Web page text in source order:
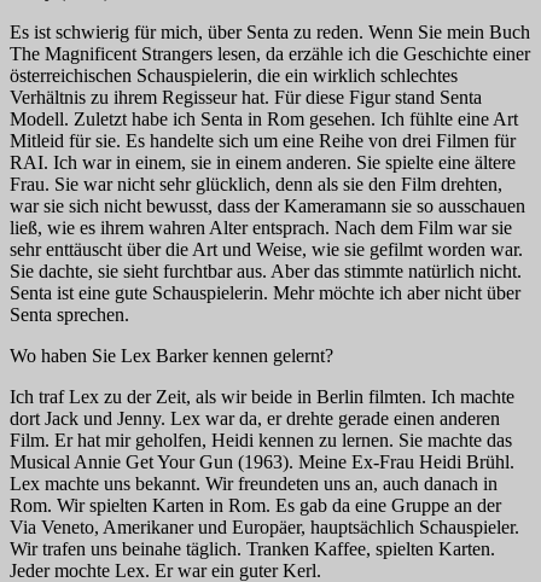
Es ist schwierig für mich, über Senta zu reden. Wenn Sie mein Buch
The Magnificent Strangers lesen, da erzähle ich die Geschichte einer
österreichischen Schauspielerin, die ein wirklich schlechtes
Verhältnis zu ihrem Regisseur hat. Für diese Figur stand Senta
Modell. Zuletzt habe ich Senta in Rom gesehen. Ich fühlte eine Art
Mitleid für sie. Es handelte sich um eine Reihe von drei Filmen für
RAI. Ich war in einem, sie in einem anderen. Sie spielte eine ältere
Frau. Sie war nicht sehr glücklich, denn als sie den Film drehten,
war sie sich nicht bewusst, dass der Kameramann sie so ausschauen
ließ, wie es ihrem wahren Alter entsprach. Nach dem Film war sie
sehr enttäuscht über die Art und Weise, wie sie gefilmt worden war.
Sie dachte, sie sieht furchtbar aus. Aber das stimmte natürlich nicht.
Senta ist eine gute Schauspielerin. Mehr möchte ich aber nicht über
Senta sprechen.
Wo haben Sie Lex Barker kennen gelernt?
Ich traf Lex zu der Zeit, als wir beide in Berlin filmten. Ich machte
dort Jack und Jenny. Lex war da, er drehte gerade einen anderen
Film. Er hat mir geholfen, Heidi kennen zu lernen. Sie machte das
Musical Annie Get Your Gun (1963). Meine Ex-Frau Heidi Brühl.
Lex machte uns bekannt. Wir freundeten uns an, auch danach in
Rom. Wir spielten Karten in Rom. Es gab da eine Gruppe an der
Via Veneto, Amerikaner und Europäer, hauptsächlich Schauspieler.
Wir trafen uns beinahe täglich. Tranken Kaffee, spielten Karten.
Jeder mochte Lex. Er war ein guter Kerl.